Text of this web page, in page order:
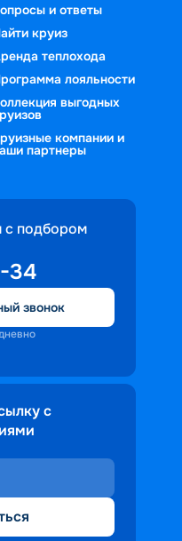
и ответы
круиз
теплохода
лояльности
выгодных
компании и
партнеры
подбором
34
звонок
с